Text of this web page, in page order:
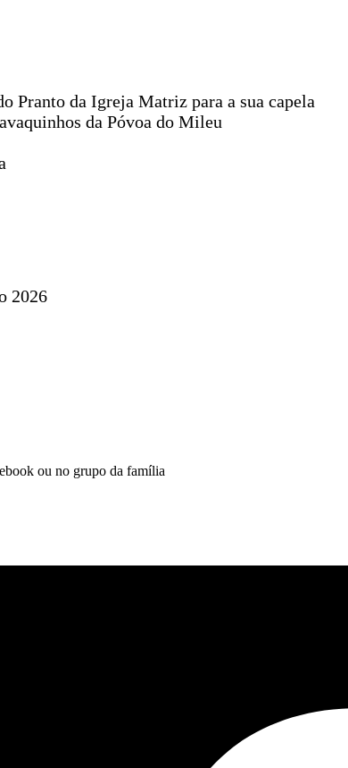
Pranto da Igreja Matriz para a sua capela
da Póvoa do Mileu
2026
ou no grupo da família